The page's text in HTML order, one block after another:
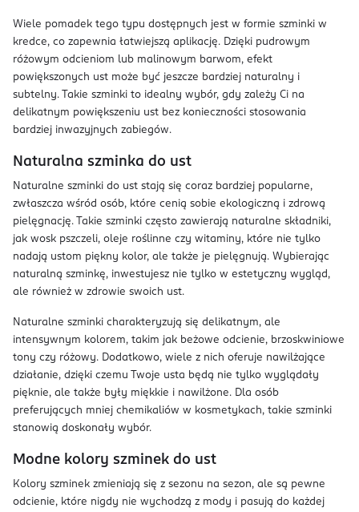
Wiele pomadek tego typu dostępnych jest w formie szminki w
kredce, co zapewnia łatwiejszą aplikację. Dzięki pudrowym
różowym odcieniom lub malinowym barwom, efekt
powiększonych ust może być jeszcze bardziej naturalny i
subtelny. Takie szminki to idealny wybór, gdy zależy Ci na
delikatnym powiększeniu ust bez konieczności stosowania
bardziej inwazyjnych zabiegów.
Naturalna szminka do ust
Naturalne szminki do ust stają się coraz bardziej popularne,
zwłaszcza wśród osób, które cenią sobie ekologiczną i zdrową
pielęgnację. Takie szminki często zawierają naturalne składniki,
jak wosk pszczeli, oleje roślinne czy witaminy, które nie tylko
nadają ustom piękny kolor, ale także je pielęgnują. Wybierając
naturalną szminkę, inwestujesz nie tylko w estetyczny wygląd,
ale również w zdrowie swoich ust.
Naturalne szminki charakteryzują się delikatnym, ale
intensywnym kolorem, takim jak beżowe odcienie, brzoskwiniowe
tony czy różowy. Dodatkowo, wiele z nich oferuje nawilżające
działanie, dzięki czemu Twoje usta będą nie tylko wyglądały
pięknie, ale także były miękkie i nawilżone. Dla osób
preferujących mniej chemikaliów w kosmetykach, takie szminki
stanowią doskonały wybór.
Modne kolory szminek do ust
Kolory szminek zmieniają się z sezonu na sezon, ale są pewne
odcienie, które nigdy nie wychodzą z mody i pasują do każdej